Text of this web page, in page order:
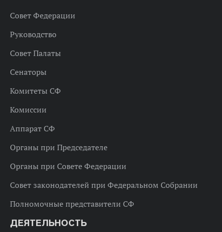
Совет Федерации
Руководство
Совет Палаты
Сенаторы
Комитеты СФ
Комиссии
Аппарат СФ
Органы при Председателе
Органы при Совете Федерации
Совет законодателей при Федеральном Собрании
Полномочные представители СФ
ДЕЯТЕЛЬНОСТЬ